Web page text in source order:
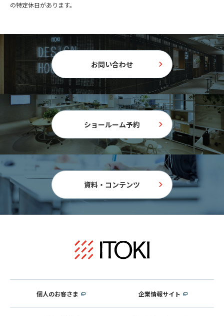
の特定休日があります。
お問い合わせ
ショールーム予約
資料・コンテンツ
個人のお客さま 企業情報サイト